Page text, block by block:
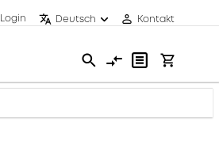
Login Deutsch Kontakt